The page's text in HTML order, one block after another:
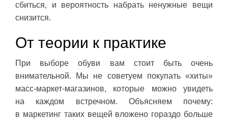
сбиться, и вероятность набрать ненужные вещи
снизится.
От теории к практике
При выборе обуви вам стоит быть очень
внимательной. Мы не советуем покупать «хиты»
масс-маркет-магазинов, которые можно увидеть
на каждом встречном. Объясняем почему:
в маркетинг таких вещей вложено гораздо больше